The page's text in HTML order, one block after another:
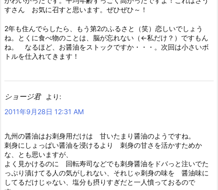
すさん お気に召すと思います。ぜひぜひ～！
2年も住んでらしたら、もう第2のふるさと（笑）恋しいでしょう
ね。とくに食べ物のことは、脳が忘れない（←私だけ？）ですもん
ね。 なるほど、お醤油をストックですか・・・。次回は小さいボ
トルを仕入れてきます！
ショージ君
より:
2011年9月28日 12:31 AM
九州の醤油はお刺身用だけは 甘いたまり醤油のようですね。
刺身にしょっぱい醤油を浸けるより 刺身の甘さを活かすためか
な、とも思いますが、
よく見かけるのに 回転寿司などでも刺身醤油をドバっと注いでた
っぷり漬けてる人の気がしれない、それじゃ刺身の味を 醤油味に
してるだけじゃない、塩分も摂りすぎだと一人憤っておるので